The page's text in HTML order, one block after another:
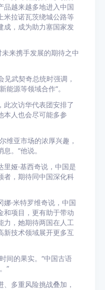
品越来越多地进入中国
米拉诺瓦茨绕城公路等
成，成为助力塞国家发
来携手发展的期待之中
武契奇总统时强调，
能源等领域合作”。
次访华代表团安排了
本人也会尽可能多参
亚市场的浓厚兴趣，
。”他说。
娅·基西奇说，中国是
者，期待同中国深化科
·米特罗维奇说，中国
和项目，更有助于带动
力，她期待两国在人工
新技术领域展开更多互
的果实。”中国古语
”
多重风险挑战叠加，